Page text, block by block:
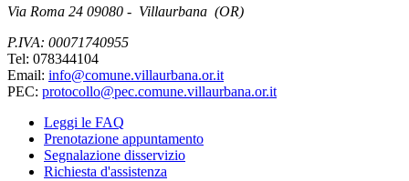
Via Roma 24 09080 - Villaurbana (OR)
P.IVA: 00071740955
Tel: 078344104
Email: info@comune.villaurbana.or.it
PEC: protocollo@pec.comune.villaurbana.or.it
Leggi le FAQ
Prenotazione appuntamento
Segnalazione disservizio
Richiesta d'assistenza